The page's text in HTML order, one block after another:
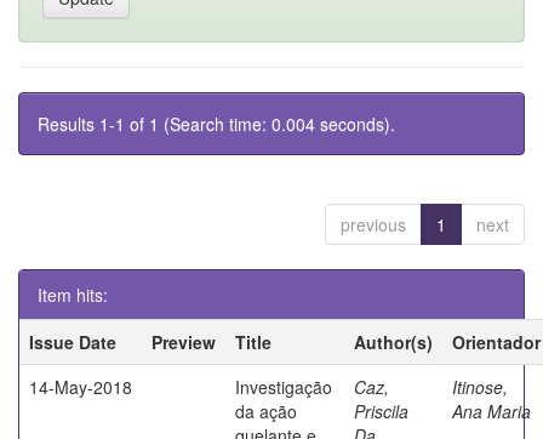
Results 1-1 of 1 (Search time: 0.004 seconds).
previous 1 next
Item hits:
Issue Date
Preview Title Author(s)
Orientador
14-May-2018
Investigação
da ação
Caz,
Priscila
Itinose,
Ana Maria